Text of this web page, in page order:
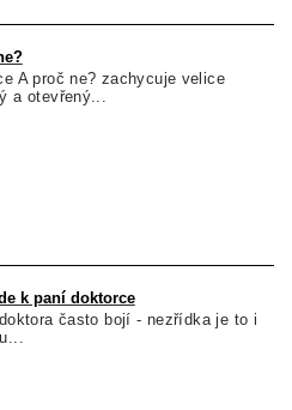
A proč ne? zachycuje velice
a otevřený...
k paní doktorce
často bojí - nezřídka je to i